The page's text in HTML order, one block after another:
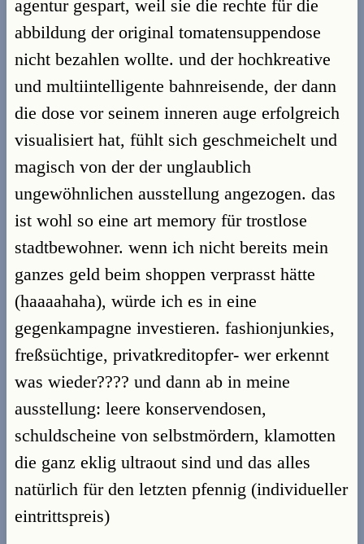
agentur gespart, weil sie die rechte für die
abbildung der original tomatensuppendose
nicht bezahlen wollte. und der hochkreative
und multiintelligente bahnreisende, der dann
die dose vor seinem inneren auge erfolgreich
visualisiert hat, fühlt sich geschmeichelt und
magisch von der der unglaublich
ungewöhnlichen ausstellung angezogen. das
ist wohl so eine art memory für trostlose
stadtbewohner. wenn ich nicht bereits mein
ganzes geld beim shoppen verprasst hätte
(haaaahaha), würde ich es in eine
gegenkampagne investieren. fashionjunkies,
freßsüchtige, privatkreditopfer- wer erkennt
was wieder???? und dann ab in meine
ausstellung: leere konservendosen,
schuldscheine von selbstmördern, klamotten
die ganz eklig ultraout sind und das alles
natürlich für den letzten pfennig (individueller
eintrittspreis)